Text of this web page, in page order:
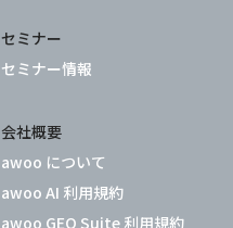
セミナー
セミナー情報
会社概要
awoo について
awoo AI 利用規約
awoo GEO Suite 利用規約